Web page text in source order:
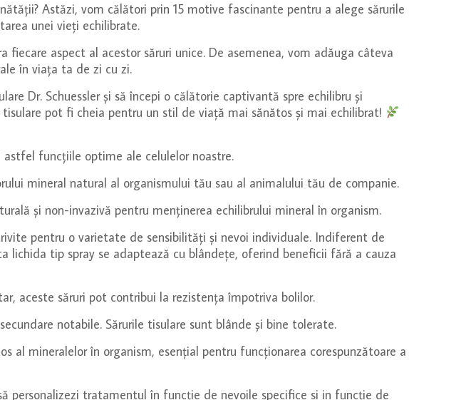
Astăzi, vom călători prin 15 motive fascinante pentru a alege sărurile
unei vieți echilibrate.
aspect al acestor săruri unice. De asemenea, vom adăuga câteva
în viața ta de zi cu zi.
Dr. Schuessler și să începi o călătorie captivantă spre echilibru și
pot fi cheia pentru un stil de viață mai sănătos și mai echilibrat!
funcțiile optime ale celulelor noastre.
mineral natural al organismului tău sau al animalului tău de companie.
și non-invazivă pentru menținerea echilibrului mineral în organism.
pentru o varietate de sensibilități și nevoi individuale. Indiferent de
tip spray se adaptează cu blândețe, oferind beneficii fără a cauza
aceste săruri pot contribui la rezistența împotriva bolilor.
notabile. Sărurile tisulare sunt blânde și bine tolerate.
al mineralelor în organism, esențial pentru funcționarea corespunzătoare a
personalizezi tratamentul în funcție de nevoile specifice si in funcție de